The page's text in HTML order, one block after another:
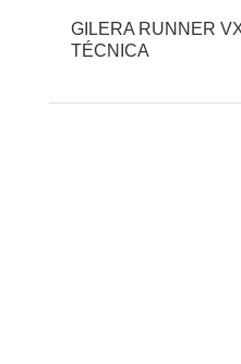
GILERA RUNNER
TÉCNICA